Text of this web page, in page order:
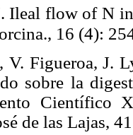
Ileal flow of N
16 (4):
V. Figueroa, J.
sobre la
Científico
de las Lajas,